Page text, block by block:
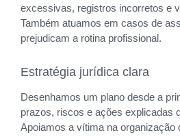
excessivas, registros incorretos e
Também atuamos em casos de
prejudicam a rotina profissional.
Estratégia jurídica clara
Desenhamos um plano desde a
prazos, riscos e ações explicadas
Apoiamos a vítima na organização